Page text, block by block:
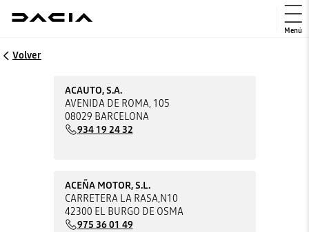
Menú
Volver
ACAUTO, S.A.
AVENIDA DE ROMA, 105
08029 BARCELONA
934 19 24 32
ACEÑA MOTOR, S.L.
CARRETERA LA RASA,N10
42300 EL BURGO DE OSMA
975 36 01 49